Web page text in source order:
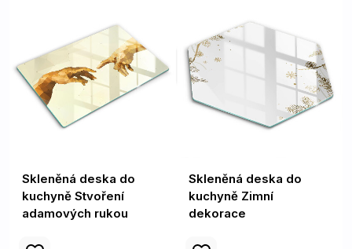
Skleněná deska do
kuchyně Stvoření
adamových rukou
Skleněná deska do
kuchyně Zimní
dekorace